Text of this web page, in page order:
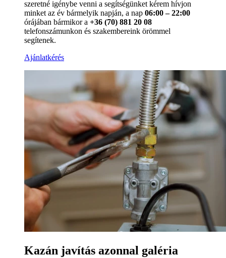
szeretné igénybe venni a segítségünket kérem hívjon
minket az év bármelyik napján, a nap 06:00 – 22:00
órájában bármikor a +36 (70) 881 20 08
telefonszámunkon és szakembereink örömmel
segítenek.
Ajánlatkérés
Kazán javítás azonnal galéria